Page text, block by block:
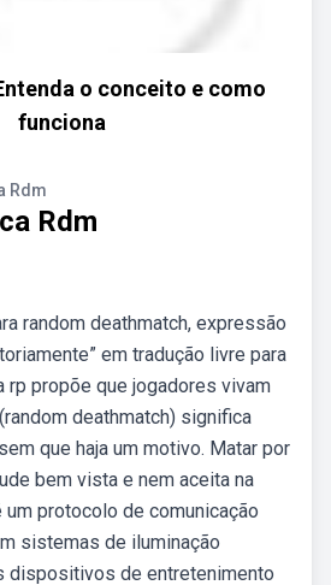
o conceito e como
funciona
Rdm
Rdm
random deathmatch, expressão
em tradução livre para
rp propõe que jogadores vivam
deathmatch) significa
que haja um motivo. Matar por
bem vista e nem aceita na
um protocolo de comunicação
sistemas de iluminação
dispositivos de entretenimento